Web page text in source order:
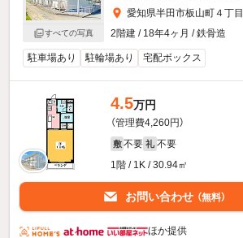
すべての写真
愛知県半田市板山町４丁目
2階建 / 18年4ヶ月 / 鉄骨造
駐車場あり 駐輪場あり 宅配ボックス
4.5万円
（管理費4,260円）
敷 不要 礼 不要
1階 / 1K / 30.94㎡
お問い合わせ （無料）
ほか提供